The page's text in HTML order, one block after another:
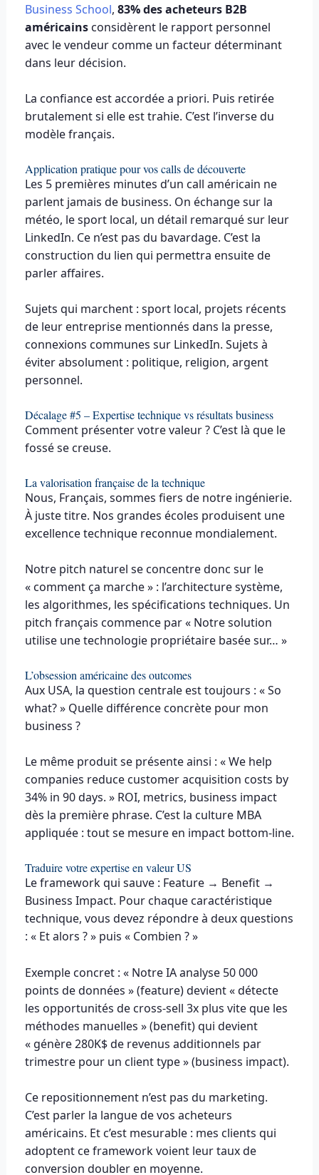
Business School, 83% des acheteurs B2B
américainsconsidèrent le rapport personnel
avec le vendeur comme un facteur déterminant
dans leur décision.
La confiance est accordée a priori. Puis retirée
brutalement si elle est trahie. C’est l’inverse du
modèle français.
Application pratique pour vos calls de découverte
Les 5 premières minutes d’un call américain ne
parlent jamais de business. On échange sur la
météo, le sport local, un détail remarqué sur leur
LinkedIn. Ce n’est pas du bavardage. C’est la
construction du lien qui permettra ensuite de
parler affaires.
Sujets qui marchent : sport local, projets récents
de leur entreprise mentionnés dans la presse,
connexions communes sur LinkedIn. Sujets à
éviter absolument : politique, religion, argent
personnel.
Décalage #5 – Expertise technique vs résultats business
Comment présenter votre valeur ? C’est là que le
fossé se creuse.
La valorisation française de la technique
Nous, Français, sommes fiers de notre ingénierie.
À juste titre. Nos grandes écoles produisent une
excellence technique reconnue mondialement.
Notre pitch naturel se concentre donc sur le
« comment ça marche » : l’architecture système,
les algorithmes, les spécifications techniques. Un
pitch français commence par « Notre solution
utilise une technologie propriétaire basée sur… »
L’obsession américaine des outcomes
Aux USA, la question centrale est toujours : « So
what? » Quelle différence concrète pour mon
business ?
Le même produit se présente ainsi : « We help
companies reduce customer acquisition costs by
34% in 90 days. » ROI, metrics, business impact
dès la première phrase. C’est la culture MBA
appliquée : tout se mesure en impact bottom-line.
Traduire votre expertise en valeur US
Le framework qui sauve : Feature → Benefit →
Business Impact. Pour chaque caractéristique
technique, vous devez répondre à deux questions
: « Et alors ? » puis « Combien ? »
Exemple concret : « Notre IA analyse 50 000
points de données » (feature) devient « détecte
les opportunités de cross-sell 3x plus vite que les
méthodes manuelles » (benefit) qui devient
« génère 280K$ de revenus additionnels par
trimestre pour un client type » (business impact).
Ce repositionnement n’est pas du marketing.
C’est parler la langue de vos acheteurs
américains. Et c’est mesurable : mes clients qui
adoptent ce framework voient leur taux de
conversion doubler en moyenne.